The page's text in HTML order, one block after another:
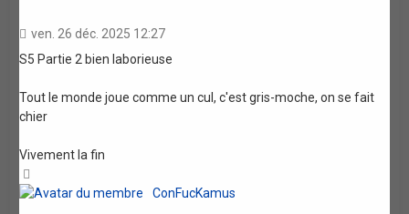
ven. 26 déc. 2025 12:27
S5 Partie 2 bien laborieuse
Tout le monde joue comme un cul, c'est gris-moche, on se fait
chier
Vivement la fin
ConFucKamus